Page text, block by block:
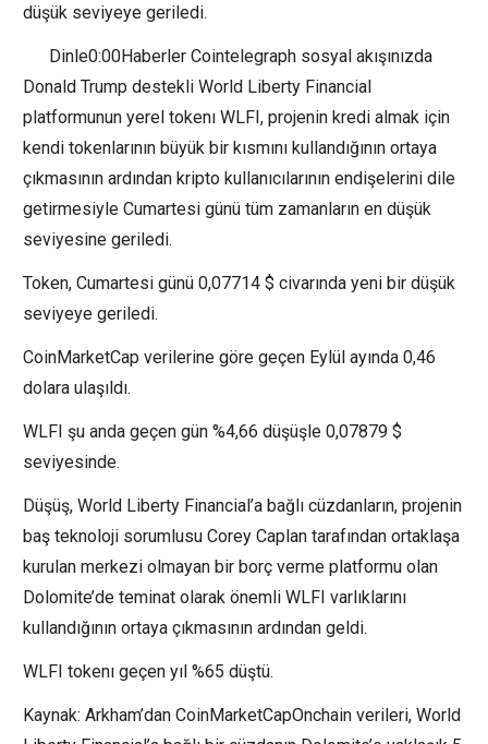
düşük seviyeye geriledi.
Dinle0:00Haberler Cointelegraph sosyal akışınızda
Donald Trump destekli World Liberty Financial
platformunun yerel tokenı WLFI, projenin kredi almak için
kendi tokenlarının büyük bir kısmını kullandığının ortaya
çıkmasının ardından kripto kullanıcılarının endişelerini dile
getirmesiyle Cumartesi günü tüm zamanların en düşük
seviyesine geriledi.
Token, Cumartesi günü 0,07714 $ civarında yeni bir düşük
seviyeye geriledi.
CoinMarketCap verilerine göre geçen Eylül ayında 0,46
dolara ulaşıldı.
WLFI şu anda geçen gün %4,66 düşüşle 0,07879 $
seviyesinde.
Düşüş, World Liberty Financial’a bağlı cüzdanların, projenin
baş teknoloji sorumlusu Corey Caplan tarafından ortaklaşa
kurulan merkezi olmayan bir borç verme platformu olan
Dolomite’de teminat olarak önemli WLFI varlıklarını
kullandığının ortaya çıkmasının ardından geldi.
WLFI tokenı geçen yıl %65 düştü.
Kaynak: Arkham’dan CoinMarketCapOnchain verileri, World